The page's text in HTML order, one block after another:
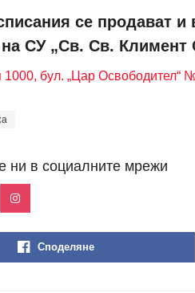
се продават
на СУ „Св. Св. Климент
бул. „Цар Освободител“
ни в социалните мрежи
Споделяне